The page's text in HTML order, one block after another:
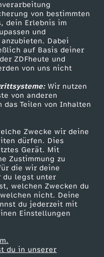
von bestimmten
dein Erlebnis im
und
Dabei
auf Basis deiner
ZDFheute und
von uns nicht
Wir nutzen
von anderen
das Teilen von Inhalten
Zwecke wir deine
dürfen. Dies
Gerät. Mit
Zustimmung zu
die wir deine
du legst unter
welchen Zwecken du
nicht. Deine
du jederzeit mit
Einstellungen
du in unserer